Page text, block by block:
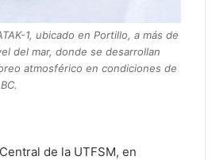
1, ubicado en Portillo, a más de
del mar, donde se desarrollan
atmosférico en condiciones de
de la UTFSM, en